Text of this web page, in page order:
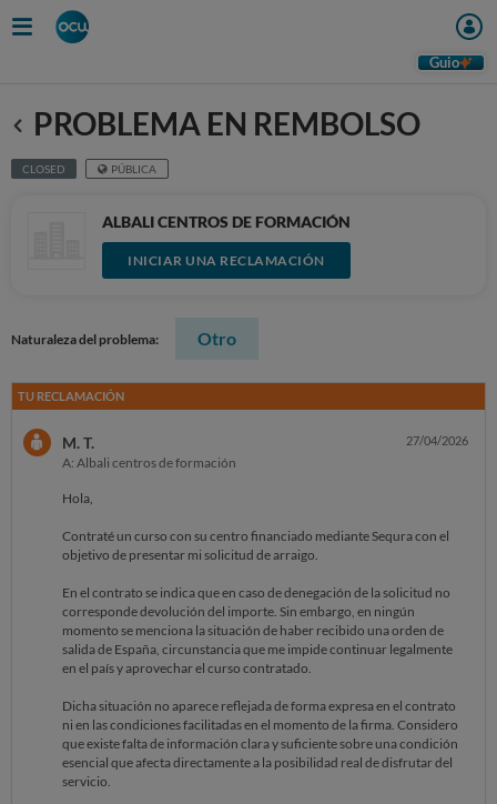
Guio
Anterior
PROBLEMA EN REMBOLSO
CLOSED PÚBLICA
ALBALI CENTROS DE FORMACIÓN
INICIAR UNA RECLAMACIÓN
Naturaleza del problema: Otro
TU RECLAMACIÓN
M. T.
A: Albali centros de formación
27/04/2026
Hola,
Contraté un curso con su centro financiado mediante Sequra con el
objetivo de presentar mi solicitud de arraigo.
En el contrato se indica que en caso de denegación de la solicitud no
corresponde devolución del importe. Sin embargo, en ningún
momento se menciona la situación de haber recibido una orden de
salida de España, circunstancia que me impide continuar legalmente
en el país y aprovechar el curso contratado.
Dicha situación no aparece reflejada de forma expresa en el contrato
ni en las condiciones facilitadas en el momento de la firma. Considero
que existe falta de información clara y suficiente sobre una condición
esencial que afecta directamente a la posibilidad real de disfrutar del
servicio.